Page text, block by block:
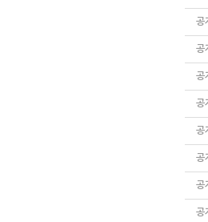
공
공
공
공
공
공
공
공